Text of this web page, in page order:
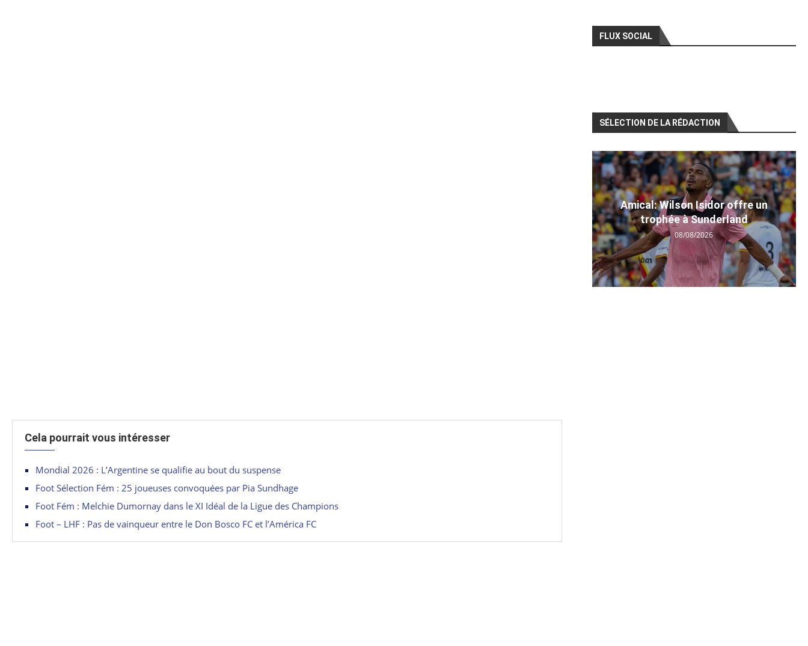
Cela pourrait vous intéresser
Mondial 2026 : L’Argentine se qualifie au bout du suspense
Foot Sélection Fém : 25 joueuses convoquées par Pia Sundhage
Foot Fém : Melchie Dumornay dans le XI Idéal de la Ligue des Champions
Foot – LHF : Pas de vainqueur entre le Don Bosco FC et l’América FC
FLUX SOCIAL
SÉLECTION DE LA RÉDACTION
Amical: Wilson Isidor offre un
trophée à Sunderland
08/08/2026